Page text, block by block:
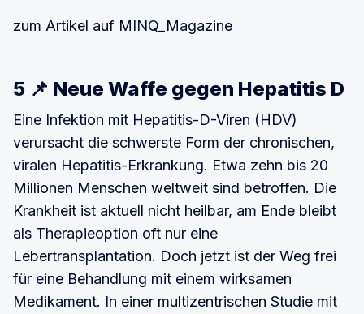
zum Artikel auf MINQ_Magazine
5 📌 Neue Waffe gegen Hepatitis D
Eine Infektion mit Hepatitis-D-Viren (HDV)
verursacht die schwerste Form der chronischen,
viralen Hepatitis-Erkrankung. Etwa zehn bis 20
Millionen Menschen weltweit sind betroffen. Die
Krankheit ist aktuell nicht heilbar, am Ende bleibt
als Therapieoption oft nur eine
Lebertransplantation. Doch jetzt ist der Weg frei
für eine Behandlung mit einem wirksamen
Medikament. In einer multizentrischen Studie mit